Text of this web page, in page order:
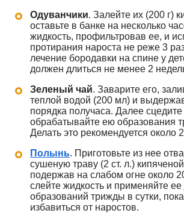
Одуванчики. Залейте их (200 г)
оставьте в банке на несколько
жидкость, профильтровав ее, и
протирания нароста не реже 3
лечение бородавки на спине у
должен длиться не менее 2
Зеленый чай. Заварите его,
теплой водой (200 мл) и
порядка получаса. Далее сцедите
обрабатывайте ею образования
Делать это рекомендуется около
Полынь. Приготовьте из нее
сушеную траву (2 ст. л.)
подержав на слабом огне около
слейте жидкость и применяйте
образований трижды в сутки,
избавиться от наростов.